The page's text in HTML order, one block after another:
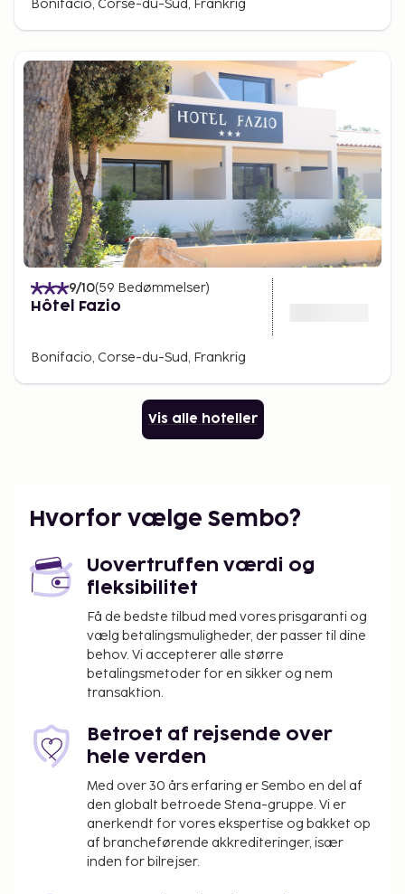
Bonifacio, Corse-du-Sud, Frankrig
9/10(59 Bedømmelser)
Hôtel Fazio
Bonifacio, Corse-du-Sud, Frankrig
Vis alle hoteller
Hvorfor vælge Sembo?
Uovertruffen værdi og
fleksibilitet
Få de bedste tilbud med vores prisgaranti og
vælg betalingsmuligheder, der passer til dine
behov. Vi accepterer alle større
betalingsmetoder for en sikker og nem
transaktion.
Betroet af rejsende over
hele verden
Med over 30 års erfaring er Sembo en del af
den globalt betroede Stena-gruppe. Vi er
anerkendt for vores ekspertise og bakket op
af brancheførende akkrediteringer, især
inden for bilrejser.